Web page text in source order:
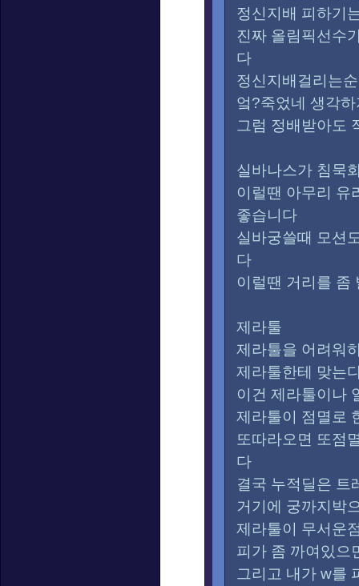
정신지배 피하기
진짜 올림픽선수
다
정신지배걸리는
엌?죽었네 생각
그럼 정배받아도
실바나스가 침묵
이럴땐 아무리 유
좋습니다
실바궁쓸때 모션
다
이럴땐 거리를 좀
제라툴
제라툴을 어려워
제라툴한테 맞는
이건 제라툴이나
제라툴이 점멸로
또따라오면 또점
다
결국 누적딜은 트
거기에 궁까지박
제라툴이 무서운
피가 좀 까여있으
그리고 내가 w를